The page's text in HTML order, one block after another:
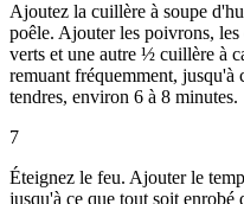
Ajoutez la cuillère à soupe
poêle. Ajouter les poivrons,
verts et une autre ½ cuillère à
remuant fréquemment, jusqu'à
tendres, environ 6 à 8 minutes.
7
Éteignez le feu. Ajouter le
jusqu'à ce que tout soit enrobé